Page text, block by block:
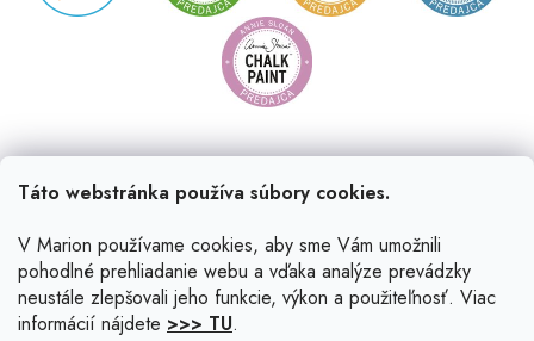
Táto webstránka používa súbory cookies.
V Marion používame cookies, aby sme Vám umožnili
pohodlné prehliadanie webu a vďaka analýze prevádzky
neustále zlepšovali jeho funkcie, výkon a použiteľnosť. Viac
informácií nájdete >>> TU.